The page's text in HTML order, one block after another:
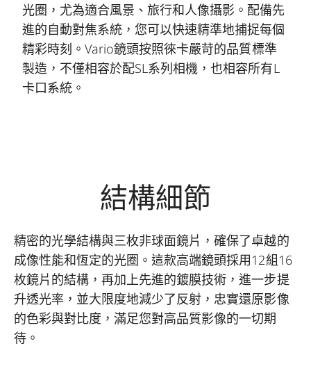
光圈，尤為適合風景、旅行和人像攝影。配備先
進的自動對焦系統，您可以快速精準地捕捉每個
精彩時刻。Vario鏡頭按照徠卡嚴苛的品質標準
製造，不僅相容於配SL系列相機，也相容所有L
卡口系統。
結構細節
精密的光學結構與三枚非球面鏡片，確保了卓越的
成像性能和恆定的光圈。這款高端鏡頭採用12組16
枚鏡片的結構，再加上先進的鍍膜技術，進一步提
升透光率，並大限度地減少了反射，忠實還原影像
的色彩與對比度，滿足您對高品質影像的一切期
待。